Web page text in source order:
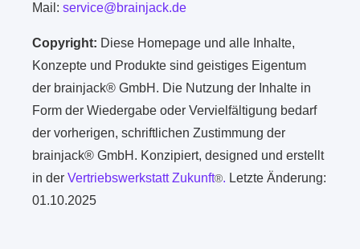
Mail:service@brainjack.de
Copyright: Diese Homepage und alle Inhalte,
Konzepte und Produkte sind geistiges Eigentum
der brainjack® GmbH. Die Nutzung der Inhalte in
Form der Wiedergabe oder Vervielfältigung bedarf
der vorherigen, schriftlichen Zustimmung der
brainjack® GmbH. Konzipiert, designed und erstellt
in derVertriebswerkstatt Zukunft®. Letzte Änderung:
01.10.2025